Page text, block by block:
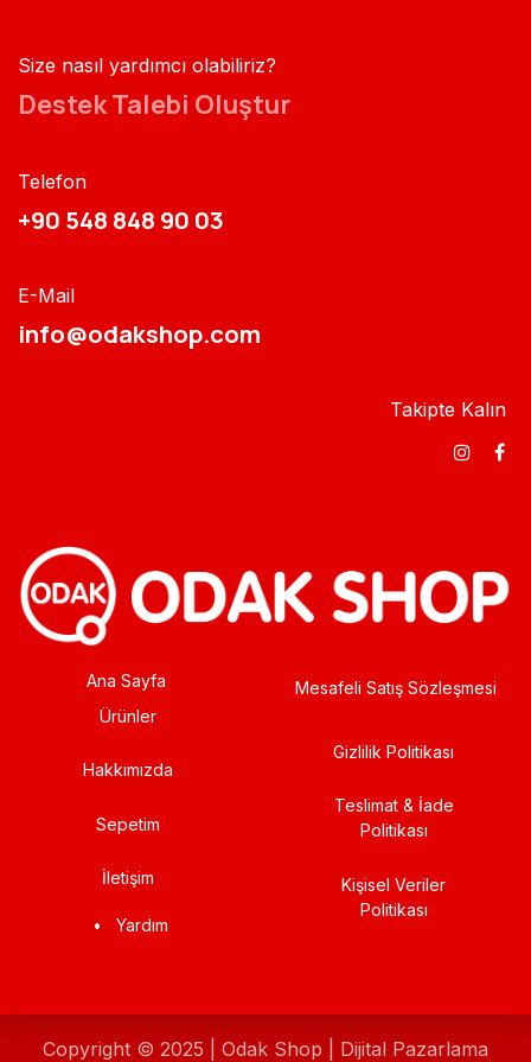
Size nasıl yardımcı olabiliriz?
Destek Talebi Oluştur
Telefon
+90 548 848 90 03​​
E-Mail
info@odakshop.com​
Takipte Kalın
Ana Sayfa
Ürünler
Hakkımızda
Sepetim
İletişim
• Yardım
Mesafeli Satış Sözleşmesi
Gizlilik Politikası
Teslimat & İade
Politikası
Kişisel Veriler
Politikası
Copyright © 2025 | Odak Shop | Dijital Pazarlama